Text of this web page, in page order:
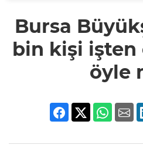
Bursa
bin kişi işten
öyle